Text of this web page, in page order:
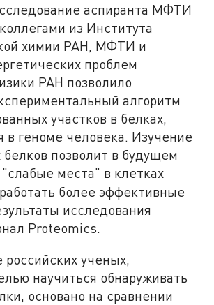
аспиранта МФТИ
из Института
химии РАН, МФТИ и
проблем
РАН позволило
алгоритм
участков в белках,
в геноме человека. Изучение
позволит в будущем
места" в клетках
более эффективные
исследования
Proteomics.
ученых,
научиться обнаруживать
основано на сравнении